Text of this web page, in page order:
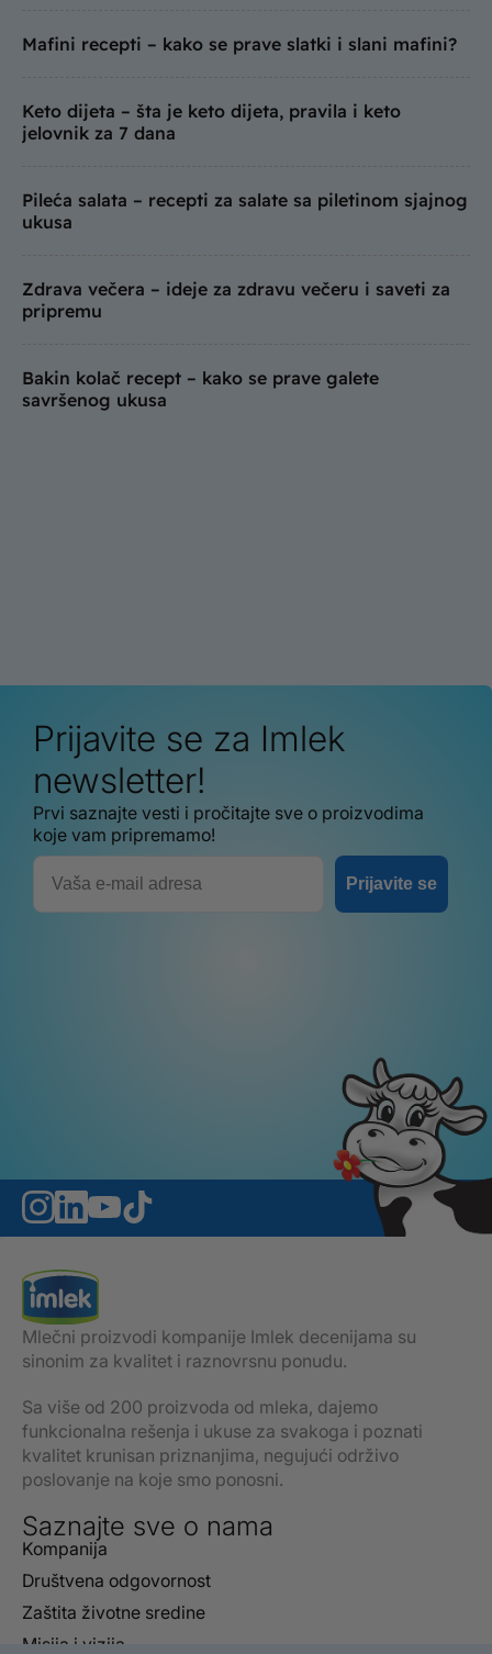
Mafini recepti – kako se prave slatki i slani mafini?
Keto dijeta – šta je keto dijeta, pravila i keto
jelovnik za 7 dana
Pileća salata – recepti za salate sa piletinom sjajnog
ukusa
Zdrava večera – ideje za zdravu večeru i saveti za
pripremu
Bakin kolač recept – kako se prave galete
savršenog ukusa
Mlečni proizvodi kompanije Imlek decenijama su
sinonim za kvalitet i raznovrsnu ponudu.
Sa više od 200 proizvoda od mleka, dajemo
funkcionalna rešenja i ukuse za svakoga i poznati
kvalitet krunisan priznanjima, negujući održivo
poslovanje na koje smo ponosni.
Saznajte sve o nama
Kompanija
Društvena odgovornost
Zaštita životne sredine
Misija i vizija
Prijavite se za Imlek
newsletter!
Prvi saznajte vesti i pročitajte sve o proizvodima
koje vam pripremamo!
Email
Prijavite se